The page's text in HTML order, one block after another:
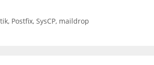
, Postfix, SysCP, maildrop